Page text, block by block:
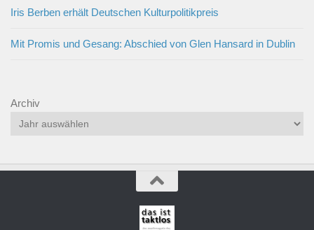
Iris Berben erhält Deutschen Kulturpolitikpreis
Mit Promis und Gesang: Abschied von Glen Hansard in Dublin
Archiv